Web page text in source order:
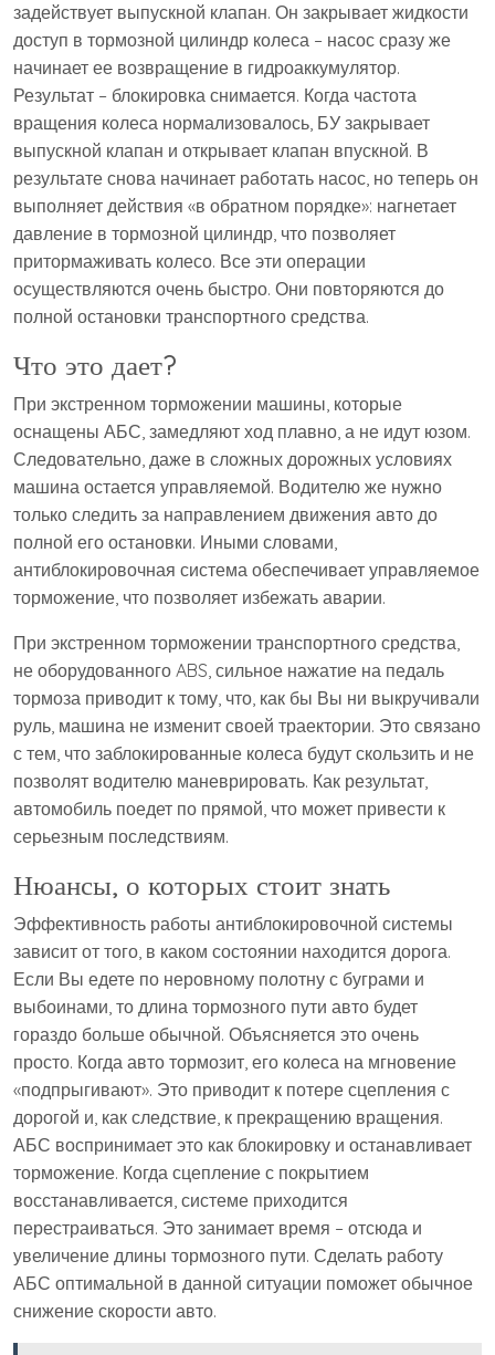
задействует выпускной клапан. Он закрывает жидкости
доступ в тормозной цилиндр колеса – насос сразу же
начинает ее возвращение в гидроаккумулятор.
Результат – блокировка снимается. Когда частота
вращения колеса нормализовалось, БУ закрывает
выпускной клапан и открывает клапан впускной. В
результате снова начинает работать насос, но теперь он
выполняет действия «в обратном порядке»: нагнетает
давление в тормозной цилиндр, что позволяет
притормаживать колесо. Все эти операции
осуществляются очень быстро. Они повторяются до
полной остановки транспортного средства.
Что это дает?
При экстренном торможении машины, которые
оснащены АБС, замедляют ход плавно, а не идут юзом.
Следовательно, даже в сложных дорожных условиях
машина остается управляемой. Водителю же нужно
только следить за направлением движения авто до
полной его остановки. Иными словами,
антиблокировочная система обеспечивает управляемое
торможение, что позволяет избежать аварии.
При экстренном торможении транспортного средства,
не оборудованного ABS, сильное нажатие на педаль
тормоза приводит к тому, что, как бы Вы ни выкручивали
руль, машина не изменит своей траектории. Это связано
с тем, что заблокированные колеса будут скользить и не
позволят водителю маневрировать. Как результат,
автомобиль поедет по прямой, что может привести к
серьезным последствиям.
Нюансы, о которых стоит знать
Эффективность работы антиблокировочной системы
зависит от того, в каком состоянии находится дорога.
Если Вы едете по неровному полотну с буграми и
выбоинами, то длина тормозного пути авто будет
гораздо больше обычной. Объясняется это очень
просто. Когда авто тормозит, его колеса на мгновение
«подпрыгивают». Это приводит к потере сцепления с
дорогой и, как следствие, к прекращению вращения.
АБС воспринимает это как блокировку и останавливает
торможение. Когда сцепление с покрытием
восстанавливается, системе приходится
перестраиваться. Это занимает время – отсюда и
увеличение длины тормозного пути. Сделать работу
АБС оптимальной в данной ситуации поможет обычное
снижение скорости авто.